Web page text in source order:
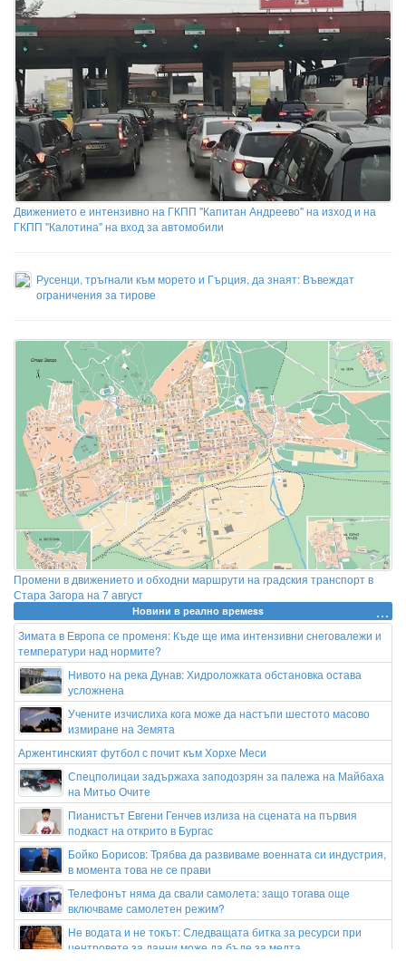
Движението е интензивно на ГКПП "Капитан Андреево" на изход и на
ГКПП "Калотина" на вход за автомобили
Русенци, тръгнали към морето и Гърция, да знаят: Въвеждат
ограничения за тирове
Промени в движението и обходни маршрути на градския транспорт в
Стара Загора на 7 август
Новини в реално времеss
Зимата в Европа се променя: Къде ще има интензивни снеговалежи и
температури над нормите?
Нивото на река Дунав: Хидроложката обстановка остава
усложнена
Учените изчислиха кога може да настъпи шестото масово
измиране на Земята
Аржентинският футбол с почит към Хорхе Меси
Спецполицаи задържаха заподозрян за палежа на Майбаха
на Митьо Очите
Пианистът Евгени Генчев излиза на сцената на първия
подкаст на открито в Бургас
Бойко Борисов: Трябва да развиваме военната си индустрия,
в момента това не се прави
Телефонът няма да свали самолета: защо тогава още
включваме самолетен режим?
Не водата и не токът: Следващата битка за ресурси при
центровете за данни може да бъде за медта